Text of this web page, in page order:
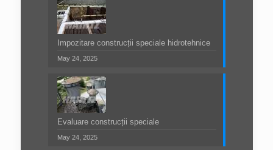
Impozitare construcții speciale hidrotehnice
May 24, 2025
Evaluare construcții speciale
May 24, 2025